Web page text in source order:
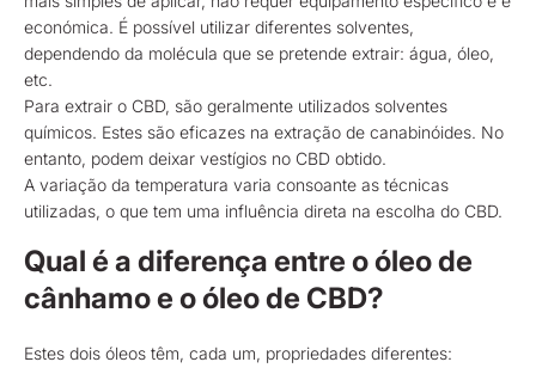
económica. É possível utilizar diferentes solventes,
dependendo da molécula que se pretende extrair: água, óleo,
etc.
Para extrair o CBD, são geralmente utilizados solventes
químicos. Estes são eficazes na extração de canabinóides. No
entanto, podem deixar vestígios no CBD obtido.
A variação da temperatura varia consoante as técnicas
utilizadas, o que tem uma influência direta na escolha do CBD.
Qual é a diferença entre o óleo de
cânhamo e o óleo de CBD?
Estes dois óleos têm, cada um, propriedades diferentes: